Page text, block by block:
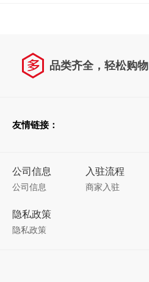
品类齐全，轻松购物
友情链接：
公司信息
公司信息
入驻流程
商家入驻
隐私政策
隐私政策